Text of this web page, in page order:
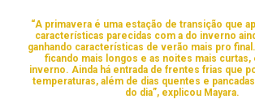
“A primavera é uma estação de transição que
características parecidas com a do inverno
ganhando características de verão mais pro
ficando mais longos e as noites mais curtas,
inverno. Ainda há entrada de frentes frias que
temperaturas, além de dias quentes e
do dia”, explicou Mayara.